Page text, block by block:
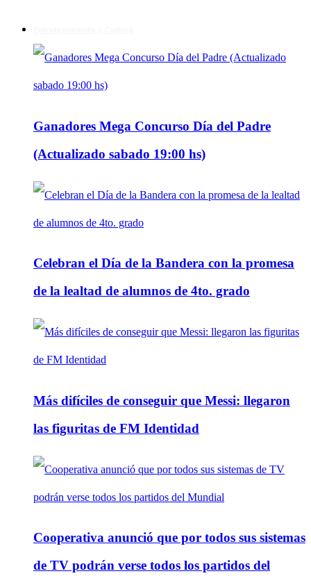
Ganadores Mega Concurso Día del Padre
(Actualizado sabado 19:00 hs)
Celebran el Día de la Bandera con la promesa
de la lealtad de alumnos de 4to. grado
Más difíciles de conseguir que Messi: llegaron
las figuritas de FM Identidad
Cooperativa anunció que por todos sus sistemas
de TV podrán verse todos los partidos del